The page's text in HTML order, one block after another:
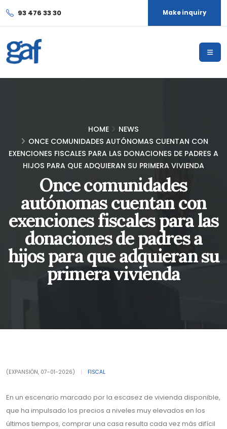
93 476 33 30 Make inquiry
HOME
NEWS
ONCE COMUNIDADES AUTÓNOMAS CUENTAN CON
EXENCIONES FISCALES PARA LAS DONACIONES DE PADRES A
HIJOS PARA QUE ADQUIERAN SU PRIMERA VIVIENDA
Once comunidades
autónomas cuentan con
exenciones fiscales para las
donaciones de padres a
hijos para que adquieran su
primera vivienda
(EXPANSIÓN, 07-01-2026) FISCAL
En un escenario marcado por la escasez de vivienda disponible,
que ha impulsado los precios a niveles muy elevados en los
últimos tiempos, comprar una casa resulta cada vez más difícil